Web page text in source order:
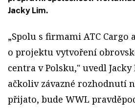
Jacky Lim.
„Spolu s firmami ATC Cargo
o projektu vytvoření
centra v Polsku," uvedl Jacky
ačkoliv závazné rozhodnutí
přijato, bude WWL